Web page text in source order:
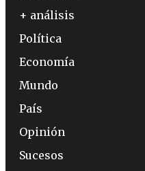
+ análisis
Política
Economía
Mundo
País
Opinión
Sucesos